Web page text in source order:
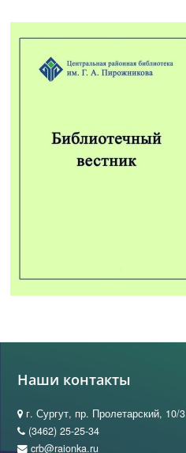
Наши контакты
г. Сургут, пр. Пролетарский, 10/3
(3462) 25-25-34
crb@raionka.ru